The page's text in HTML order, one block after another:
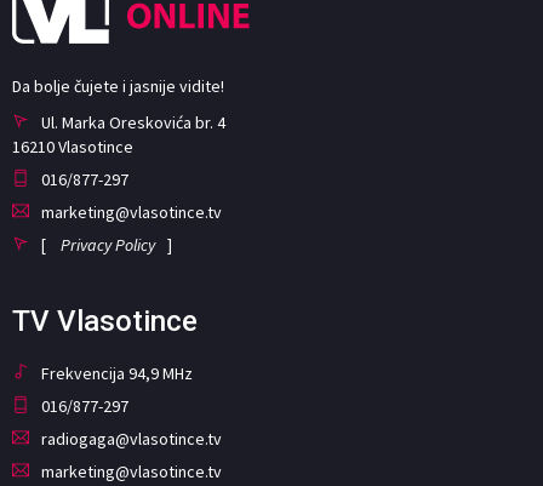
Da bolje čujete i jasnije vidite!
Ul. Marka Oreskovića br. 4
16210 Vlasotince
016/877-297
marketing@vlasotince.tv
[ Privacy Policy ]
TV Vlasotince
Frekvencija 94,9 MHz
016/877-297
radiogaga@vlasotince.tv
marketing@vlasotince.tv